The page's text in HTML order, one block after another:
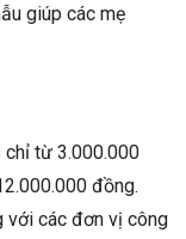
giúp các mẹ
chỉ từ 3.000.000
đồng.
các đơn vị công